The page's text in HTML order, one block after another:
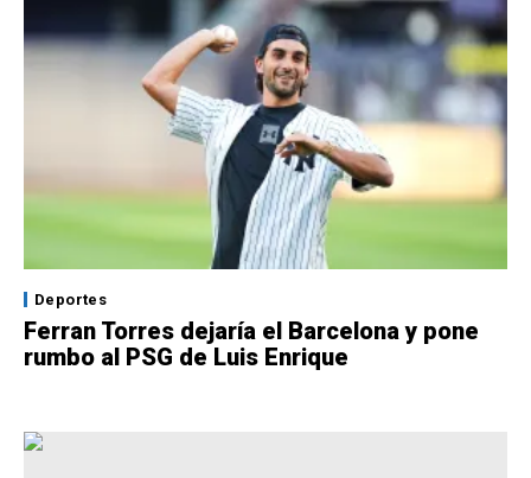
Deportes
Ferran Torres dejaría el Barcelona y pone
rumbo al PSG de Luis Enrique